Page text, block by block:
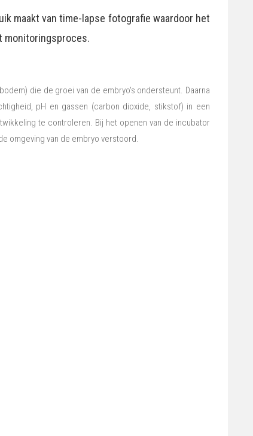
maakt van time-lapse fotografie waardoor het
monitoringsproces.
die de groei van de embryo's ondersteunt. Daarna
pH en gassen (carbon dioxide, stikstof) in een
te controleren. Bij het openen van de incubator
omgeving van de embryo verstoord.